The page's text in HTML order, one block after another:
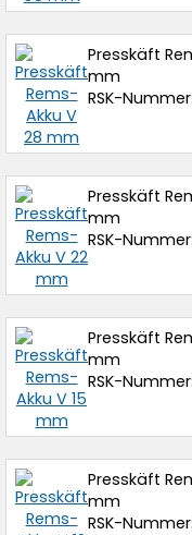
Presskäft
mm
RSK-
Presskäft
mm
RSK-
Presskäft
mm
RSK-
Presskäft
mm
RSK-